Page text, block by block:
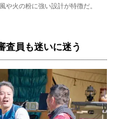
や火の粉に強い設計が特徴だ。
査員も迷いに迷う